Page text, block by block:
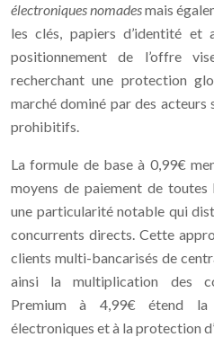
électroniques nomadesmais
les clés, papiers d’identité et
positionnement de l’offre
recherchant une protection
marché dominé par des acteurs
prohibitifs.
La formule de base à 0,99€
moyens de paiement de toutes
une particularité notable qui
concurrents directs. Cette
clients multi-bancarisés de
ainsi la multiplication des
Premium à 4,99€ étend la
électroniques et à la protection